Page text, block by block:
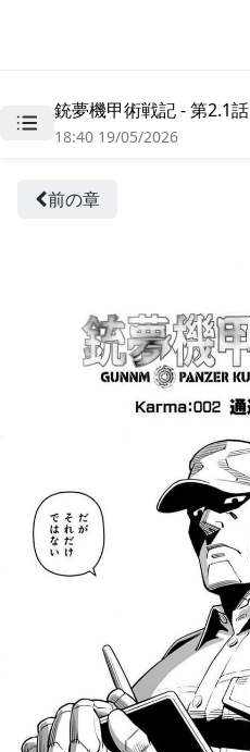
無料漫画
履歴
銃夢機甲術戦記 - 第2.1話
18:40 19/05/2026
前の章